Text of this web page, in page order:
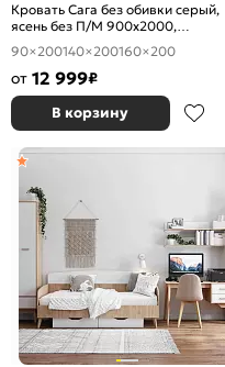
Кровать Сага без обивки серый,
ясень без П/М 900x2000,
ортопедическое основание,
изголовье жесткое
90×200140×200160×200
от 12 999₽
В корзину